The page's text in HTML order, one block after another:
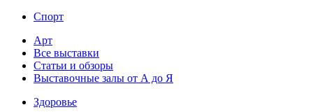
Спорт
Арт
Все выставки
Статьи и обзоры
Выставочные залы от А до Я
Здоровье